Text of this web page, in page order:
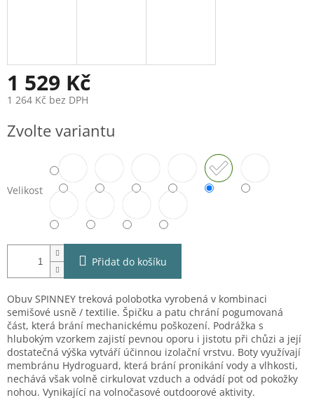
1 529 Kč
1 264 Kč bez DPH
cena:
Zvolte variantu
Velikost
Přidat do košíku
Obuv SPINNEY treková polobotka vyrobená v kombinaci
semišové usně / textilie. Špičku a patu chrání pogumovaná
část, která brání mechanickému poškození. Podrážka s
hlubokým vzorkem zajistí pevnou oporu i jistotu při chůzi a její
dostatečná výška vytváří účinnou izolační vrstvu. Boty využívají
membránu Hydroguard, která brání pronikání vody a vlhkosti,
nechává však volně cirkulovat vzduch a odvádí pot od pokožky
nohou. Vynikající na volnočasové outdoorové aktivity.